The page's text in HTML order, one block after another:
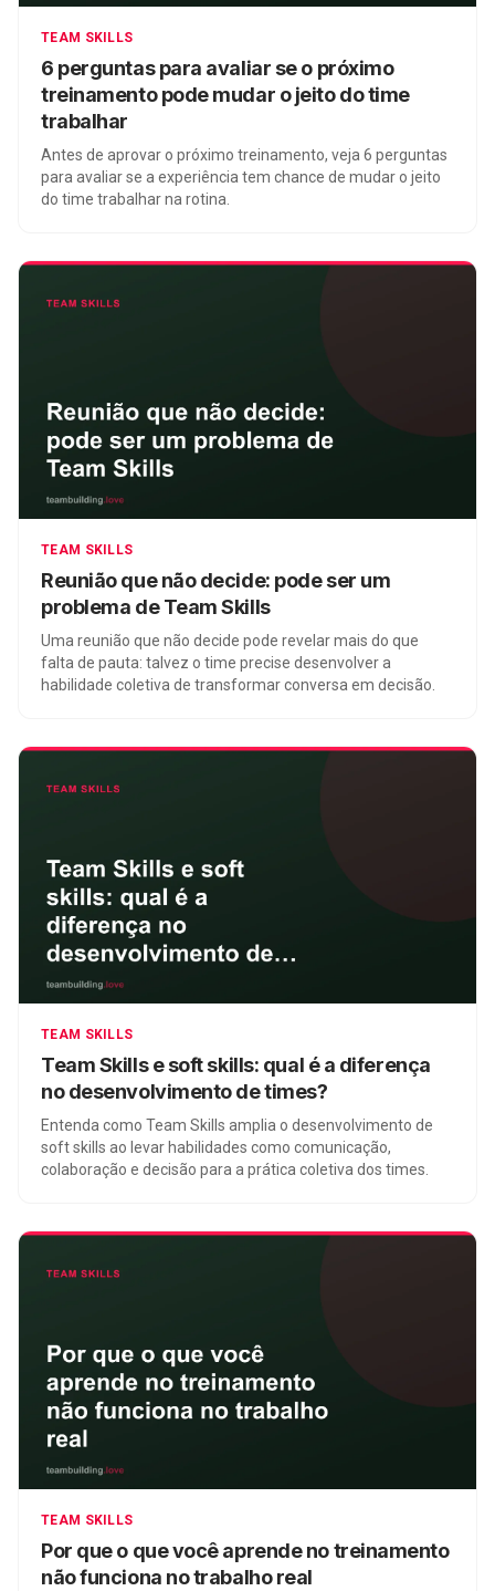
TEAM SKILLS
6 perguntas para avaliar se o próximo
treinamento pode mudar o jeito do time
trabalhar
Antes de aprovar o próximo treinamento, veja 6 perguntas
para avaliar se a experiência tem chance de mudar o jeito
do time trabalhar na rotina.
TEAM SKILLS
Reunião que não decide: pode ser um
problema de Team Skills
Uma reunião que não decide pode revelar mais do que
falta de pauta: talvez o time precise desenvolver a
habilidade coletiva de transformar conversa em decisão.
TEAM SKILLS
Team Skills e soft skills: qual é a diferença
no desenvolvimento de times?
Entenda como Team Skills amplia o desenvolvimento de
soft skills ao levar habilidades como comunicação,
colaboração e decisão para a prática coletiva dos times.
TEAM SKILLS
Por que o que você aprende no treinamento
não funciona no trabalho real